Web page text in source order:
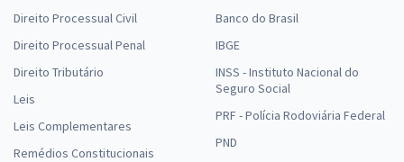
Direito Processual Civil
Direito Processual Penal
Direito Tributário
Leis
Leis Complementares
Remédios Constitucionais
Banco do Brasil
IBGE
INSS - Instituto Nacional do
Seguro Social
PRF - Polícia Rodoviária Federal
PND